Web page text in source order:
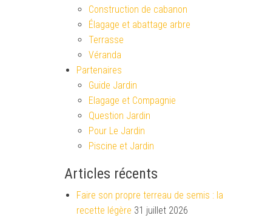
Construction de cabanon
Élagage et abattage arbre
Terrasse
Véranda
Partenaires
Guide Jardin
Elagage et Compagnie
Question Jardin
Pour Le Jardin
Piscine et Jardin
Articles récents
Faire son propre terreau de semis : la
recette légère 31 juillet 2026